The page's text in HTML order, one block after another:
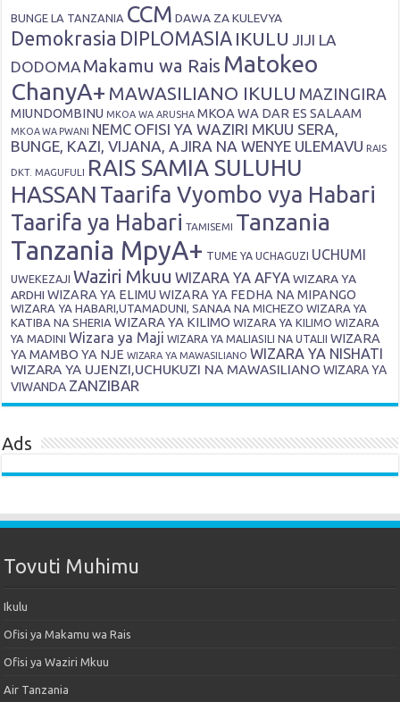
BUNGE LA TANZANIA CCM DAWA ZA KULEVYA
Demokrasia DIPLOMASIA IKULU JIJI LA
DODOMA Makamu wa Rais Matokeo
ChanyA+ MAWASILIANO IKULU MAZINGIRA
MIUNDOMBINU MKOA WA ARUSHA MKOA WA DAR ES SALAAM
MKOA WA PWANI NEMC OFISI YA WAZIRI MKUU SERA,
BUNGE, KAZI, VIJANA, AJIRA NA WENYE ULEMAVU RAIS
DKT. MAGUFULI RAIS SAMIA SULUHU
HASSAN Taarifa Vyombo vya Habari
Taarifa ya Habari TAMISEMI Tanzania
Tanzania MpyA+ TUME YA UCHAGUZI UCHUMI
UWEKEZAJI Waziri Mkuu WIZARA YA AFYA WIZARA YA
ARDHI WIZARA YA ELIMU WIZARA YA FEDHA NA MIPANGO
WIZARA YA HABARI,UTAMADUNI, SANAA NA MICHEZO WIZARA YA
KATIBA NA SHERIA WIZARA YA KILIMO WIZARA YA KILIMO WIZARA
YA MADINI Wizara ya Maji WIZARA YA MALIASILI NA UTALII
WIZARA
YA MAMBO YA NJE WIZARA YA MAWASILIANO WIZARA YA NISHATI
WIZARA YA UJENZI,UCHUKUZI NA MAWASILIANO WIZARA YA
VIWANDA ZANZIBAR
Ads
Tovuti Muhimu
Ikulu
Ofisi ya Makamu wa Rais
Ofisi ya Waziri Mkuu
Air Tanzania